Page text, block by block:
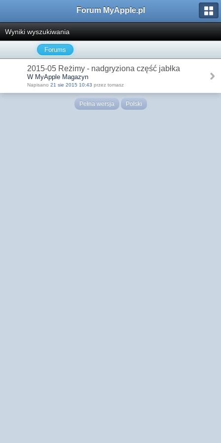
Forum MyApple.pl
Wyniki wyszukiwania
Forums
2015-05 Reżimy - nadgryziona część jabłka
W MyApple Magazyn
Napisano 21 sie 2015 10:43 przez tomasz
Pełna wersja Polski